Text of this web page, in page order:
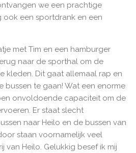
we een prachtige
ook een sportdrank en een
met Tim en een hamburger
naar de sporthal om de
kleden. Dit gaat allemaal rap en
bussen te gaan! Wat een enorme
onvoldoende capaciteit om de
Er staat slecht
naar Heilo en de bussen van
staan voornamelijk veel
van Heilo. Gelukkig besef ik mij